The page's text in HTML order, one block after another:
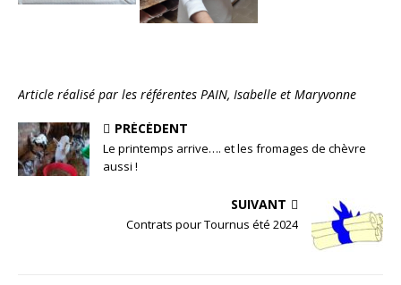
Article réalisé par les référentes PAIN, Isabelle et Maryvonne
PRÉCÉDENT
Le printemps arrive…. et les fromages de chèvre
aussi !
SUIVANT
Contrats pour Tournus été 2024